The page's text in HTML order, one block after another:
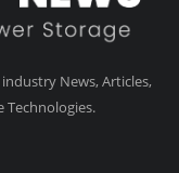
News, Articles,
Technologies.